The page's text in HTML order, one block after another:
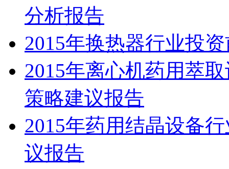
分析报告
2015年换热器行业投
2015年离心机药用萃
策略建议报告
2015年药用结晶设备
议报告